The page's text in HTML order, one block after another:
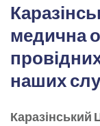
медична
наших
Каразінський